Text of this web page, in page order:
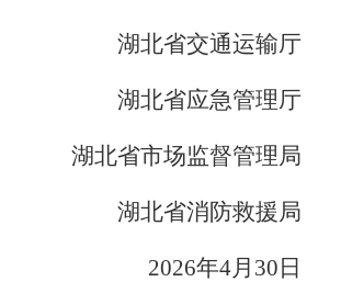
湖北省交通运输厅
湖北省应急管理厅
湖北省市场监督管理局
湖北省消防救援局
2026年4月30日